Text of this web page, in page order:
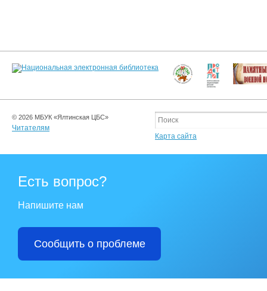
© 2026 МБУК «Ялтинская ЦБС»
Читателям
Карта сайта
Есть вопрос?
Напишите нам
Сообщить о проблеме